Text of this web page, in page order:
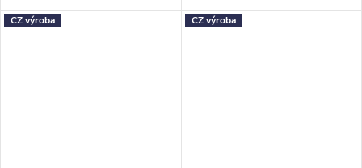
pohodlné spaní a velký úložný
prostor.
vysoké, pohodlné spaní a velký
úložný prostor.
CZ výroba CZ výroba